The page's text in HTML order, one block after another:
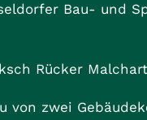
Bau- und
Rücker
von zwei